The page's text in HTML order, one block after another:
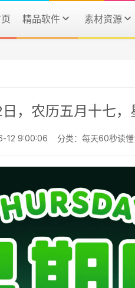
精品软件 素材资源
，农历五月十七，
12 9:00:06 分类：每天60秒读